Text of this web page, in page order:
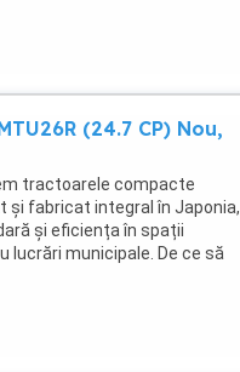
(24.7 CP) Nou,
tractoarele compacte
și fabricat integral în Japonia,
și eficiența în spații
lucrări municipale. De ce să